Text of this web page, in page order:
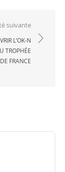
suivante
L’OK-N
TROPHÉE
DE FRANCE